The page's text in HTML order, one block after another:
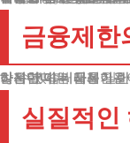
금융제한
많은 분이 거래제한을 받으면 모든 금융 활동이 불가능하다고 생각하십니다.
하지만 이는 사실이 아닙니다. 신용불량자
하지만 지역 금융기관이나 특수은행을 활용하면 새로운 계좌를 만드실 수 있습니다.
실질적인